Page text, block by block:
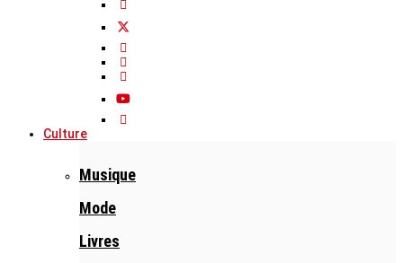
Culture
Musique
Mode
Livres